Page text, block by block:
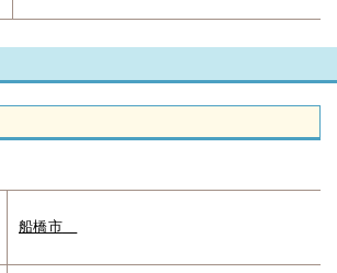
船橋市